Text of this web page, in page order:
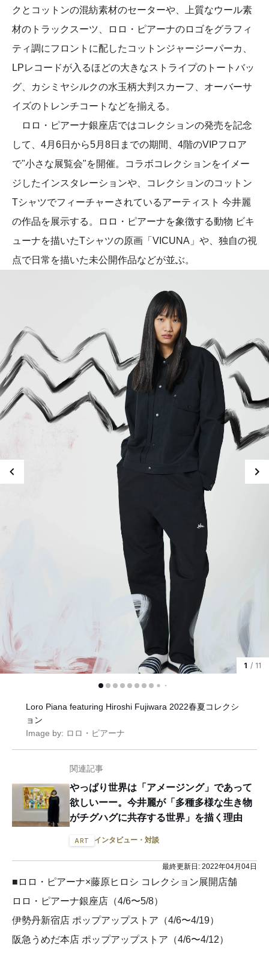
クとコットンの混紡素材のセーターや、上質なウール素
材のトラックスーツ、ロロ・ピアーナのロゴをグラフィ
ティ調にフロントに配したコットンジャージーパーカ、
LPレコードが入るほどの大きなストライプのトートバッ
グ、カシミヤシルクの水玉柄大判スカーフ、オーバーサ
イズのトレンチコートなどを揃える。
ロロ・ピアーナ銀座店ではコレクションの発売を記念
して、4月6日から5月8日までの期間、4階のVIPフロア
で"小さな展覧会"を開催。コラボコレクションをイメー
ジしたインスタレーションや、コレクションのコットン
Tシャツでフィーチャーされているアーティスト 今井麗
の作品を展示する。ロロ・ピアーナを象徴する動物 ビキ
ューナを描いたTシャツの原画「VICUNA」や、独自の視
点で日常を描いた未公開作品などが並ぶ。
1 / 11
Loro Piana featuring Hiroshi Fujiwara 2022春夏コレクシ
ョン
Image by: ロロ・ピアーナ
関連記事
やっぱり世界は「アメージング」であって
欲しいーー。今井麗が「多種多様な生き物
がチグハグに共存する世界」を描く理由
ART インタビュー・対談
最終更新日: 2022年04月04日
■ロロ・ピアーナ×藤原ヒロシ コレクション展開店舗
ロロ・ピアーナ銀座店（4/6〜5/8）
伊勢丹新宿店 ポップアップストア（4/6〜4/19）
阪急うめだ本店 ポップアップストア（4/6〜4/12）